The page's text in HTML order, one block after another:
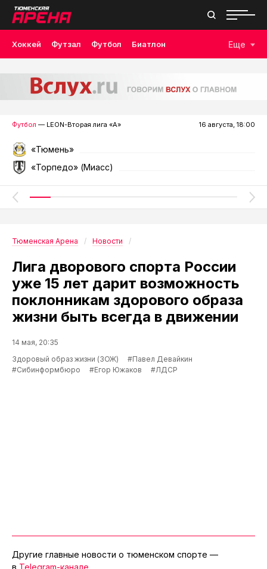
Хоккей Футзал Футбол Биатлон Еще
Футбол — LEON-Вторая лига «А» 16 августа, 18:00
«Тюмень»
«Торпедо» (Миасс)
Тюменская Арена Новости
Лига дворового спорта России
уже 15 лет дарит возможность
поклонникам здорового образа
жизни быть всегда в движении
14 мая, 20:35
Здоровый образ жизни (ЗОЖ)
#Павел Девайкин
#Сибинформбюро
#Егор Южаков #ЛДСР
Другие главные новости о тюменском спорте —